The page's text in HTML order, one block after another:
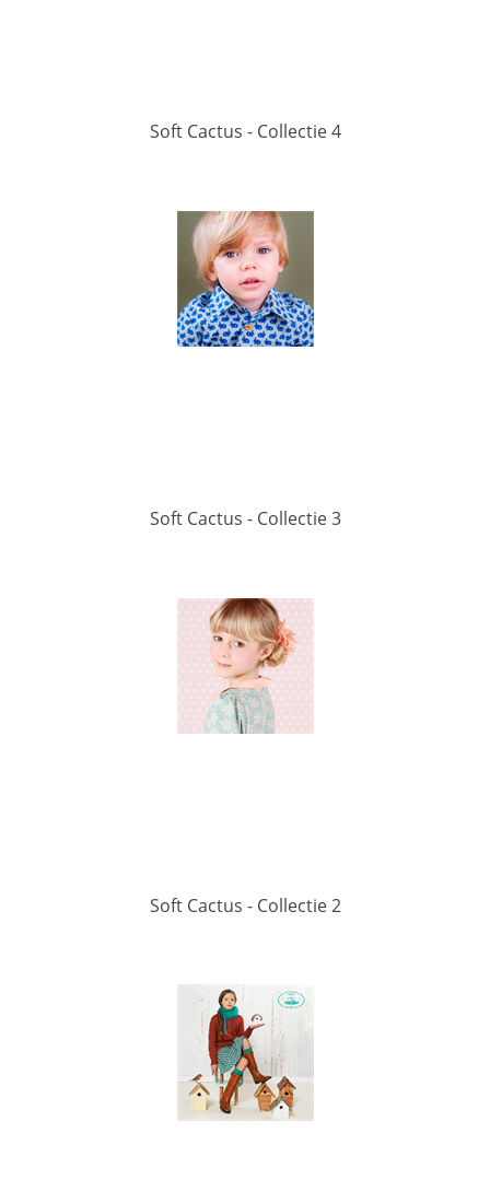
Soft Cactus - Collectie 4
Soft Cactus - Collectie 3
Soft Cactus - Collectie 2